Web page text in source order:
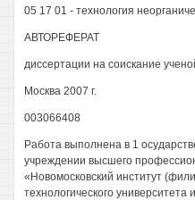
05 17 01 - технология
АВТОРЕФЕРАТ
диссертации на соискание
Москва 2007 г.
003066408
Работа выполнена в 1
учреждении высшего
«Новомосковский институт
технологического